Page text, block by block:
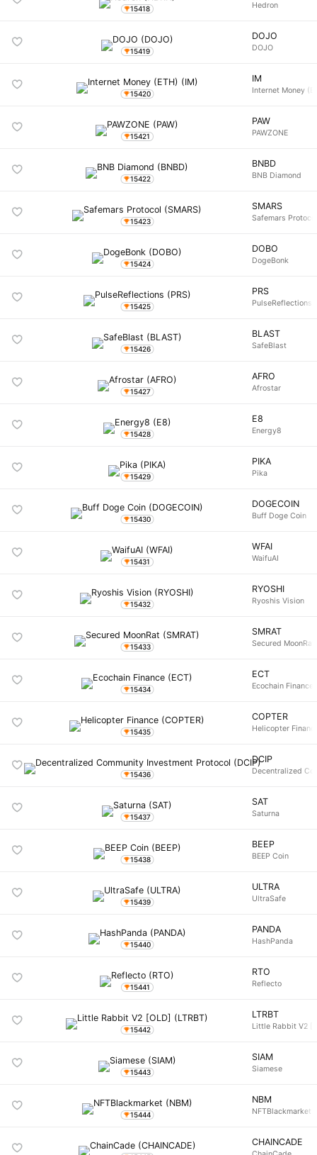
15418 Hedron
15419
DOJO
DOJO
15420
IM
Internet Money
15421
PAW
PAWZONE
15422
BNBD
BNB Diamond
15423
SMARS
Safemars
15424
DOBO
DogeBonk
15425
PRS
PulseReflections
15426
BLAST
SafeBlast
15427
AFRO
Afrostar
15428
E8
Energy8
15429
PIKA
Pika
15430
DOGECOIN
Buff Doge Coin
15431
WFAI
WaifuAI
15432
RYOSHI
Ryoshis Vision
15433
SMRAT
Secured MoonRat
15434
ECT
Ecochain Finance
15435
COPTER
Helicopter
15436
DCIP
Decentralized
15437
SAT
Saturna
15438
BEEP
BEEP Coin
15439
ULTRA
UltraSafe
15440
PANDA
HashPanda
15441
RTO
Reflecto
15442
LTRBT
Little Rabbit V2
15443
SIAM
Siamese
15444
NBM
NFTBlackmarket
CHAINCADE